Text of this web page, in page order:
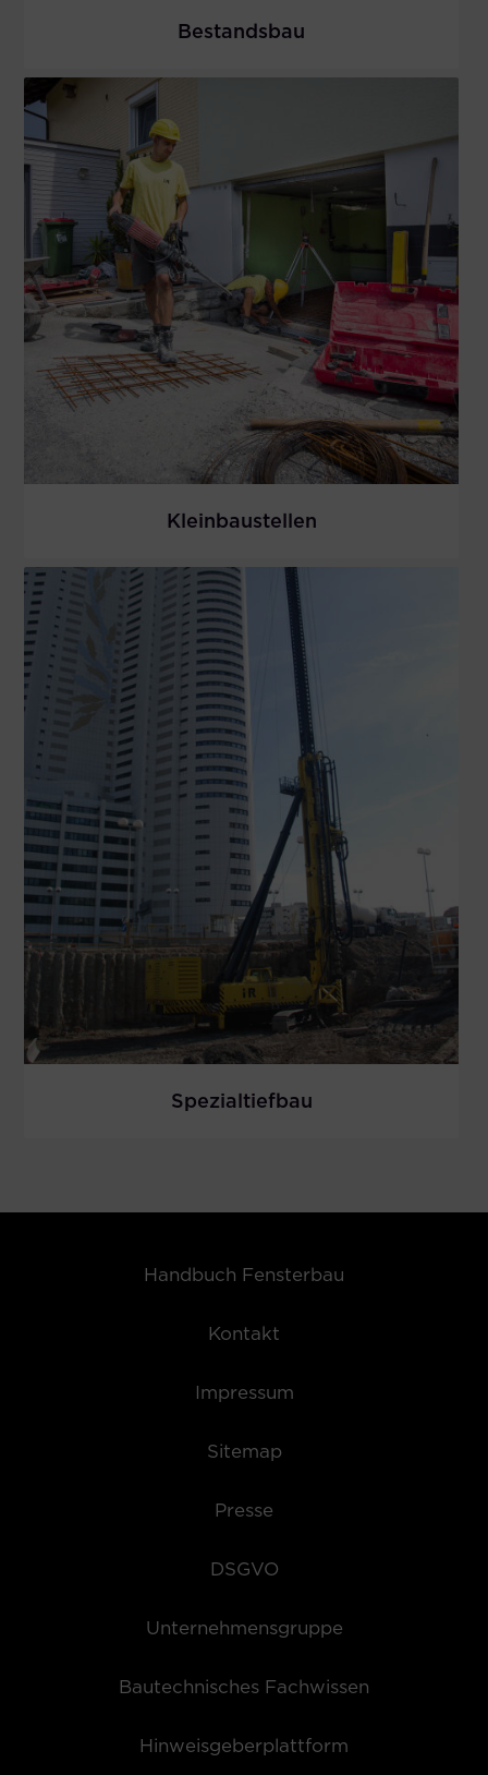
Bestandsbau
Kleinbaustellen
Spezialtiefbau
Handbuch Fensterbau
Kontakt
Impressum
Sitemap
Presse
DSGVO
Unternehmensgruppe
Bautechnisches Fachwissen
Hinweisgeberplattform